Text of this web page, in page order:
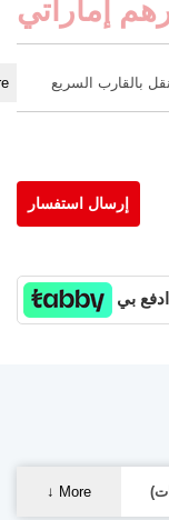
السريع More
استفسار